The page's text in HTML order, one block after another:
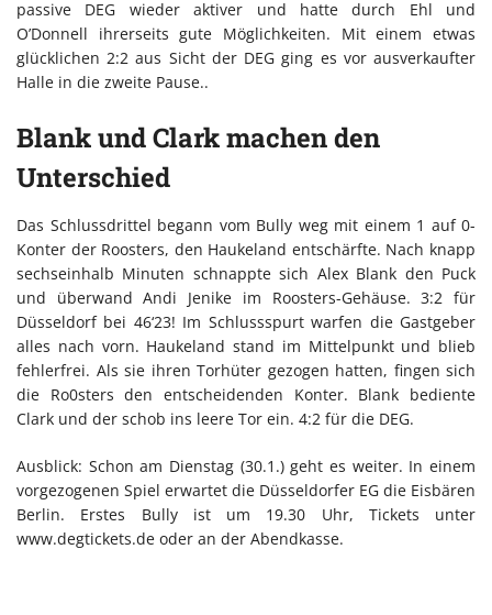
passive DEG wieder aktiver und hatte durch Ehl und
O’Donnell ihrerseits gute Möglichkeiten. Mit einem etwas
glücklichen 2:2 aus Sicht der DEG ging es vor ausverkaufter
Halle in die zweite Pause..
Blank und Clark machen den
Unterschied
Das Schlussdrittel begann vom Bully weg mit einem 1 auf 0-
Konter der Roosters, den Haukeland entschärfte. Nach knapp
sechseinhalb Minuten schnappte sich Alex Blank den Puck
und überwand Andi Jenike im Roosters-Gehäuse. 3:2 für
Düsseldorf bei 46‘23! Im Schlussspurt warfen die Gastgeber
alles nach vorn. Haukeland stand im Mittelpunkt und blieb
fehlerfrei. Als sie ihren Torhüter gezogen hatten, fingen sich
die Ro0sters den entscheidenden Konter. Blank bediente
Clark und der schob ins leere Tor ein. 4:2 für die DEG.
Ausblick: Schon am Dienstag (30.1.) geht es weiter. In einem
vorgezogenen Spiel erwartet die Düsseldorfer EG die Eisbären
Berlin. Erstes Bully ist um 19.30 Uhr, Tickets unter
www.degtickets.de oder an der Abendkasse.